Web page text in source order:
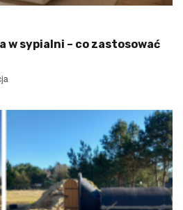
w sypialni – co zastosować